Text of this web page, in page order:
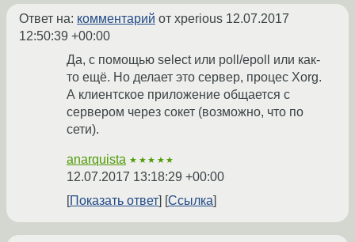
Ответ на: комментарий от xperious 12.07.2017
12:50:39 +00:00
Да, с помощью select или poll/epoll или как-
то ещё. Но делает это сервер, процес Xorg.
А клиентское приложение общается с
сервером через сокет (возможно, что по
сети).
anarquista ★★★★★
12.07.2017 13:18:29 +00:00
Показать ответ
Ссылка